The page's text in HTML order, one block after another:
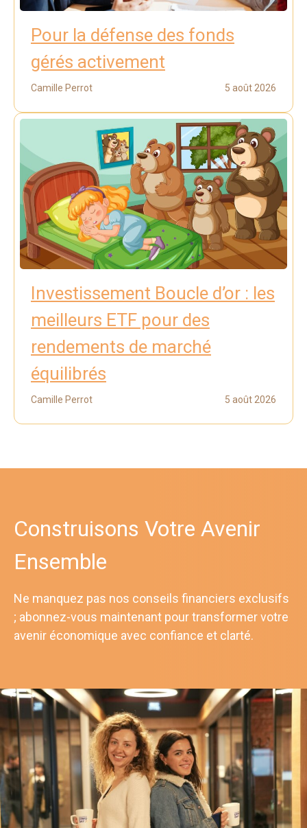
Pour la défense des fonds
gérés activement
Camille Perrot 5 août 2026
Investissement Boucle d’or : les
meilleurs ETF pour des
rendements de marché
équilibrés
Camille Perrot 5 août 2026
Construisons Votre Avenir
Ensemble
Ne manquez pas nos conseils financiers exclusifs
; abonnez-vous maintenant pour transformer votre
avenir économique avec confiance et clarté.